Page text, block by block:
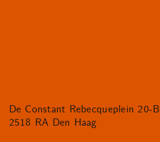
De Constant Rebecqueplein 20-B
2518 RA Den Haag